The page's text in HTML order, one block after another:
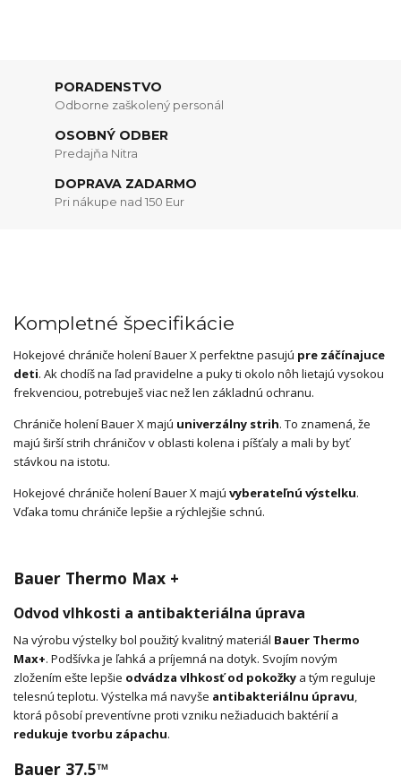
PORADENSTVO
Odborne zaškolený personál
OSOBNÝ ODBER
Predajňa Nitra
DOPRAVA ZADARMO
Pri nákupe nad 150 Eur
Kompletné špecifikácie
Hokejové chrániče holení Bauer X perfektne pasujú pre záčínajuce
deti. Ak chodíš na ľad pravidelne a puky ti okolo nôh lietajú vysokou
frekvenciou, potrebuješ viac než len základnú ochranu.
Chrániče holení Bauer X majú univerzálny strih. To znamená, že
majú širší strih chráničov v oblasti kolena i píšťaly a mali by byť
stávkou na istotu.
Hokejové chrániče holení Bauer X majú vyberateľnú výstelku.
Vďaka tomu chrániče lepšie a rýchlejšie schnú.
Bauer Thermo Max +
Odvod vlhkosti a antibakteriálna úprava
Na výrobu výstelky bol použitý kvalitný materiál Bauer Thermo
Max+. Podšívka je ľahká a príjemná na dotyk. Svojím novým
zložením ešte lepšie odvádza vlhkosť od pokožky a tým reguluje
telesnú teplotu. Výstelka má navyše antibakteriálnu úpravu,
ktorá pôsobí preventívne proti vzniku nežiaducich baktérií a
redukuje tvorbu zápachu.
Bauer 37.5™